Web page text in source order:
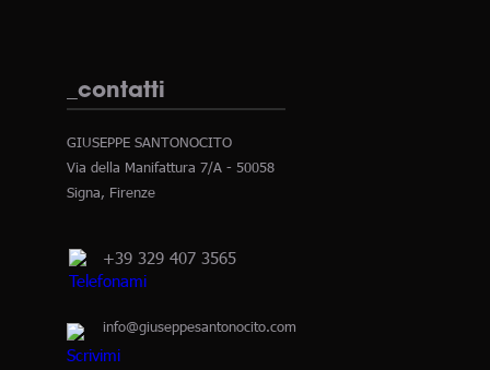
_contatti
GIUSEPPE SANTONOCITO
Via della Manifattura 7/A - 50058
Signa, Firenze
+39 329 407 3565
info@giuseppesantonocito.com